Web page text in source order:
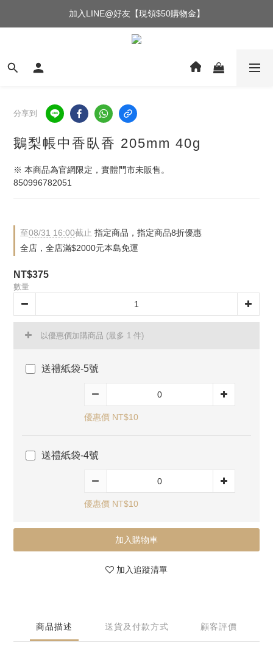
加入LINE@好友【現領$50購物金】
分享到
鵝梨帳中香臥香 205mm 40g
※ 本商品為官網限定，實體門市未販售。
850996782051
至08/31 16:00截止 指定商品，指定商品8折優惠
全店，全店滿$2000元本島免運
NT$375
數量
以優惠價加購商品 (最多 1 件)
送禮紙袋-5號
優惠價 NT$10
送禮紙袋-4號
優惠價 NT$10
加入購物車
加入追蹤清單
商品描述 送貨及付款方式 顧客評價